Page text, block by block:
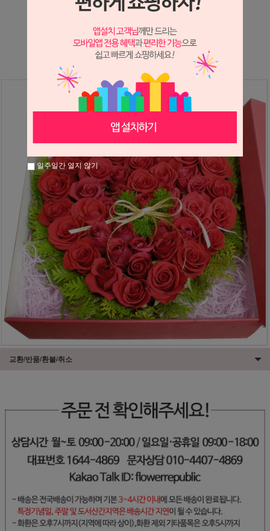
상세 정보를 확대해 보실 수 있습니다.
※ 필독해주세요 ※
장미는 시세 변동에 따라 가격이 달라질 수 있으니
문의 후 주문 바랍니다.
교환/반품/환불/취소
일주일간 열지 않기